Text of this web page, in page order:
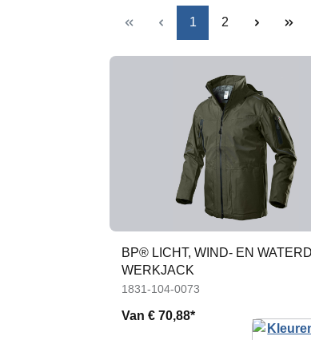
Pagina
1 Pagina
2
BP® LICHT, WIND- EN
WERKJACK
1831-104-0073
Van € 70,88*